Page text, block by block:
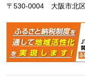
〒530-0004 大阪市北